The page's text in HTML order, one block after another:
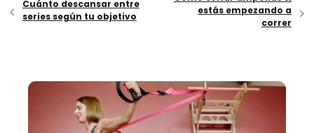
Cuánto descansar entre
series según tu objetivo
estás empezando a
correr